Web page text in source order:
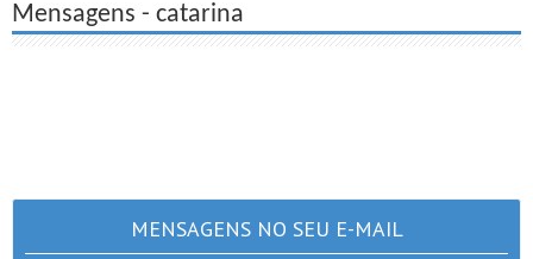
Mensagens - catarina
MENSAGENS NO SEU E-MAIL